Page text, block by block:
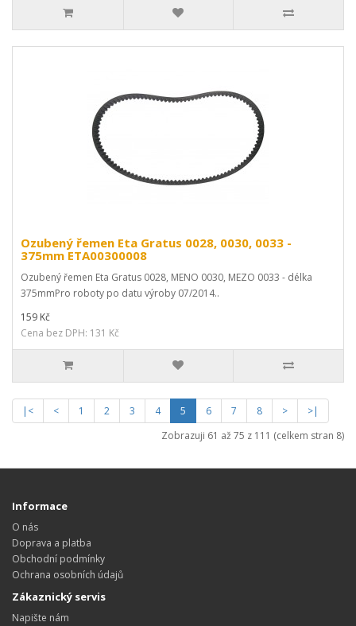
Ozubený řemen Eta Gratus 0028, 0030, 0033 -
375mm ETA00300008
Ozubený řemen Eta Gratus 0028, MENO 0030, MEZO 0033 - délka
375mmPro roboty po datu výroby 07/2014..
159 Kč
Cena bez DPH: 131 Kč
|< < 1 2 3 4 5 6 7 8 >
>|
Zobrazuji 61 až 75 z 111 (celkem stran 8)
Informace
O nás
Doprava a platba
Obchodní podmínky
Ochrana osobních údajů
Zákaznický servis
Napište nám